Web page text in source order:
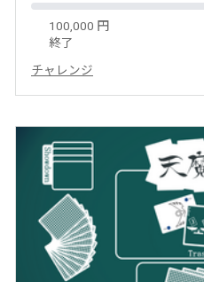
100,000 円
終了
チャレンジ